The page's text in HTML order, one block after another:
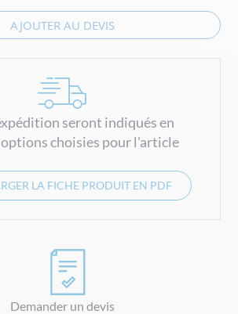
AJOUTER AU DEVIS
seront indiqués en
choisies pour l'article
LA FICHE PRODUIT EN PDF
Demander un devis